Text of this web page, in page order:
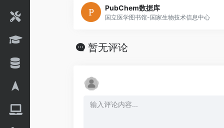
PubChem数据库
国立医学图书馆-国家生物技术信息中心
暂无评论